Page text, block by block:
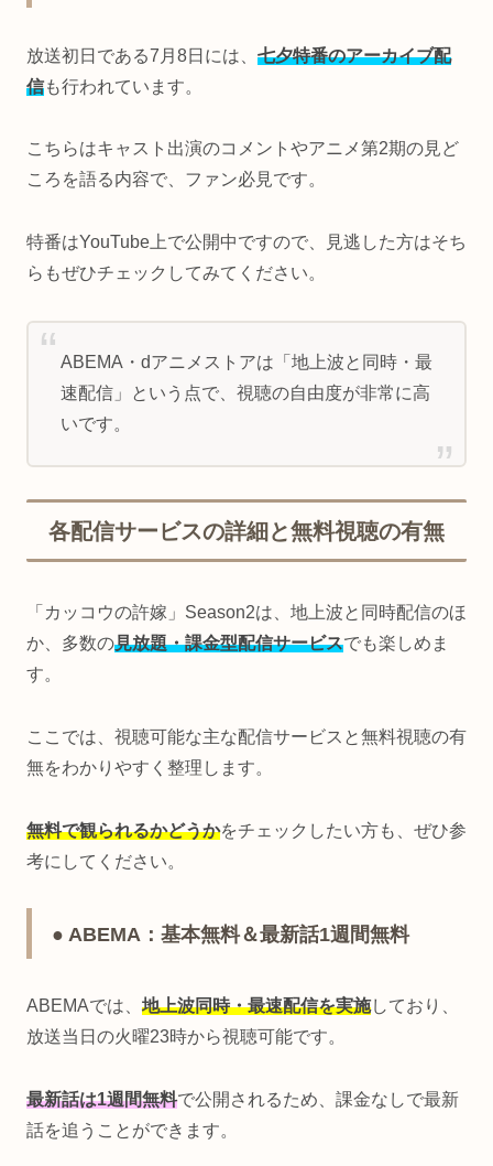
放送初日である7月8日には、 七夕特番のアーカイブ配
信も行われています。
こちらはキャスト出演のコメントやアニメ第2期の見ど
ころを語る内容で、ファン必見です。
特番はYouTube上で公開中ですので、見逃した方はそち
らもぜひチェックしてみてください。
ABEMA・dアニメストアは「地上波と同時・最
速配信」という点で、視聴の自由度が非常に高
いです。
各配信サービスの詳細と無料視聴の有無
「カッコウの許嫁」Season2は、地上波と同時配信のほ
か、多数の見放題・課金型配信サービスでも楽しめま
す。
ここでは、視聴可能な主な配信サービスと無料視聴の有
無をわかりやすく整理します。
無料で観られるかどうかをチェックしたい方も、ぜひ参
考にしてください。
● ABEMA：基本無料＆最新話1週間無料
ABEMAでは、 地上波同時・最速配信を実施しており、
放送当日の火曜23時から視聴可能です。
最新話は1週間無料で公開されるため、課金なしで最新
話を追うことができます。